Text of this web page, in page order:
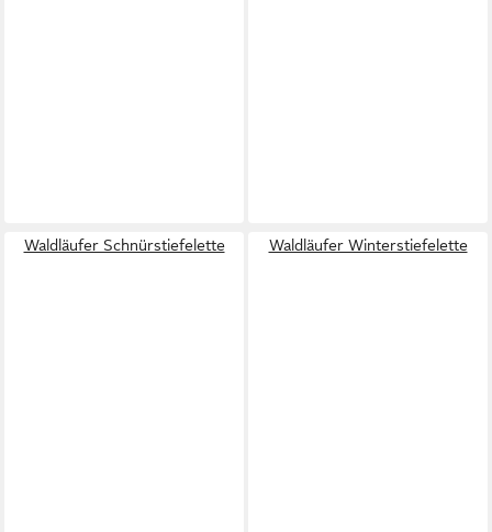
Waldläufer Schnürstiefelette Waldläufer Winterstiefelette